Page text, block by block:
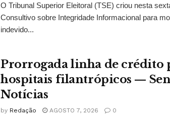
O Tribunal Superior Eleitoral (TSE) criou nesta
Consultivo sobre Integridade Informacional para
indevido...
Prorrogada linha de crédito
hospitais filantrópicos —
Notícias
by Redação AGOSTO 7, 2026 0